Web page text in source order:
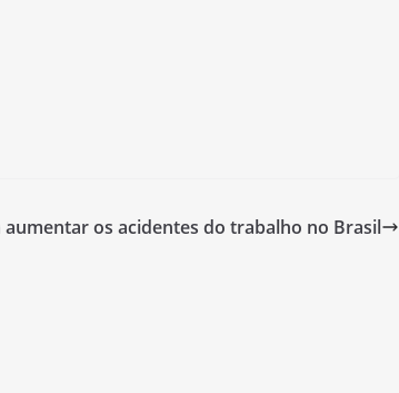
os acidentes do trabalho no Brasil